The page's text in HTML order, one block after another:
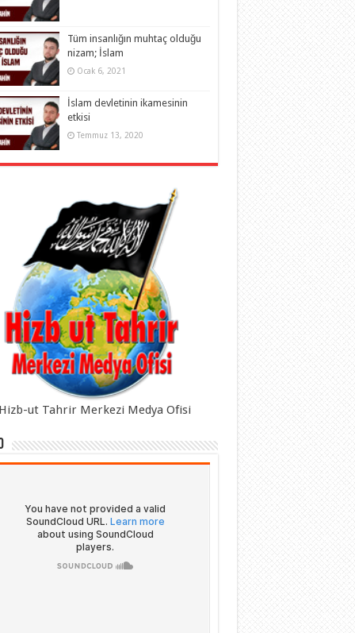
Tüm insanlığın muhtaç olduğu
nizam; İslam
Ocak 6, 2021
İslam devletinin ikamesinin
etkisi
Temmuz 13, 2020
ut Tahrir Merkezi Medya Ofisi